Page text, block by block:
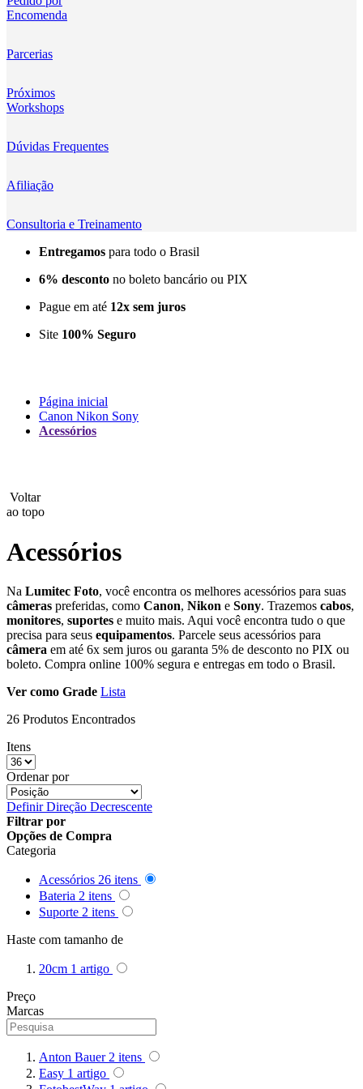
Kingma
Lensmingle
LiRen
Litepanels
LoveFoto
LowePro
Lumitecfoto
MAMEN
Nanlite
NEEWER
NiceFoto
NingBo Bolun
Quenox
Ripoint
Selens
Sokani
Somita
Encomenda
Parcerias
Próximos
Workshops
Dúvidas Frequentes
Afiliação
Consultoria e Treinamento
Entregamos para todo o Brasil
6% desconto no boleto bancário ou PIX
Pague em até 12x sem juros
Site 100% Seguro
Página inicial
Canon Nikon Sony
Acessórios
Voltar
ao topo
Acessórios
Na Lumitec Foto, você encontra os melhores acessórios para suas
câmeras preferidas, como Canon, Nikon e Sony. Trazemos cabos,
monitores, suportes e muito mais. Aqui você encontra tudo o que
precisa para seus equipamentos. Parcele seus acessórios para
câmera em até 6x sem juros ou garanta 5% de desconto no PIX ou
boleto. Compra online 100% segura e entregas em todo o Brasil.
Ver como Grade Lista
26 Produtos Encontrados
Itens
Ordenar por
Definir Direção Decrescente
Filtrar por
Opções de Compra
Categoria
Acessórios 26 itens
Bateria 2 itens
Suporte 2 itens
Haste com tamanho de
20cm 1 artigo
Preço
Marcas
Anton Bauer 2 itens
Easy 1 artigo